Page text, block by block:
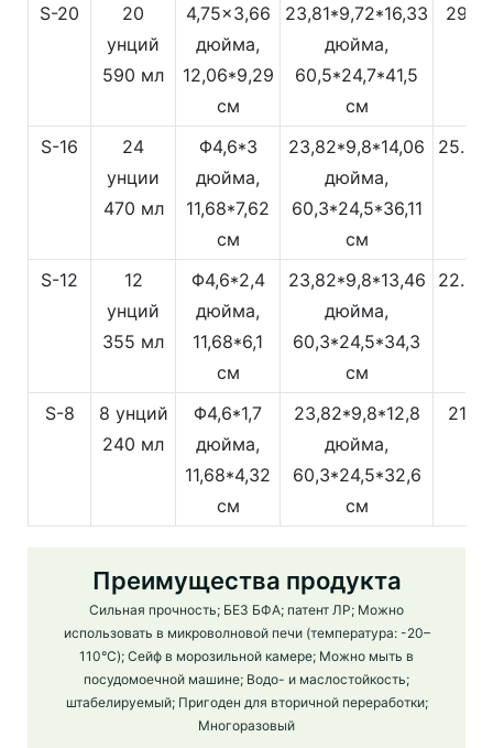
S-20
20
унций
590 мл
4,75x3,66
дюйма,
12,06*9,29
см
23,81*9,72*16,33
дюйма,
60,5*24,7*41,5
см
29
S-16
24
унции
470 мл
Φ4,6*3
дюйма,
11,68*7,62
см
23,82*9,8*14,06
дюйма,
60,3*24,5*36,11
см
25.5
S-12
12
унций
355 мл
Φ4,6*2,4
дюйма,
11,68*6,1
см
23,82*9,8*13,46
дюйма,
60,3*24,5*34,3
см
22.5
S-8
8 унций
240 мл
Φ4,6*1,7
дюйма,
11,68*4,32
см
23,82*9,8*12,8
дюйма,
60,3*24,5*32,6
см
21
Преимущества продукта
Сильная прочность; БЕЗ БФА; патент ЛР; Можно
использовать в микроволновой печи (температура: -20–
110°C); Сейф в морозильной камере; Можно мыть в
посудомоечной машине; Водо- и маслостойкость;
штабелируемый; Пригоден для вторичной переработки;
Многоразовый